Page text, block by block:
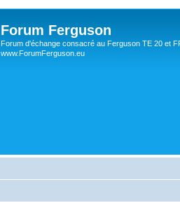
Forum Ferguson
Forum d'échange consacré au Ferguson TE 20 et
www.ForumFerguson.eu